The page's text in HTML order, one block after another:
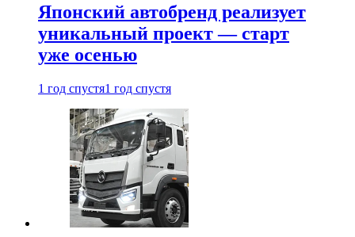
Японский автобренд реализует
уникальный проект — старт
уже осенью
1 год спустя1 год спустя